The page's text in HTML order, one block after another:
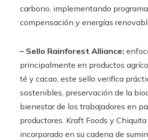
carbono, implementando
compensación y energías
– Sello Rainforest Alliance:
principalmente en productos
té y cacao, este sello verifica
sostenibles, preservación de la
bienestar de los trabajadores en
productores. Kraft Foods y
incorporado en su cadena de